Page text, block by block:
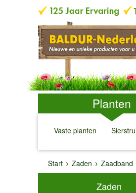
Planten
Vaste planten
↓ ↓
Start
Zaden Zaadband
Zaden